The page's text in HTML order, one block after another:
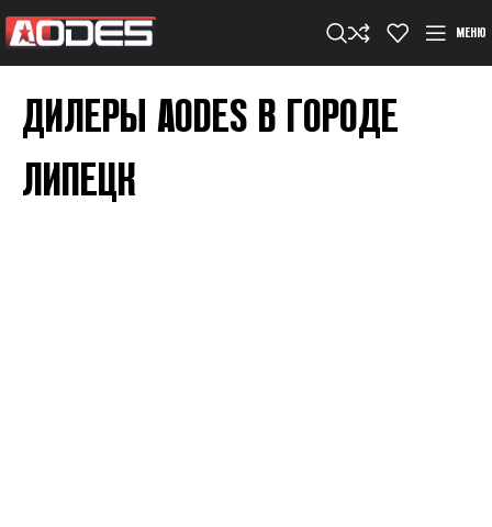
МЕНЮ
ДИЛЕРЫ AODES В ГОРОДЕ
ЛИПЕЦК